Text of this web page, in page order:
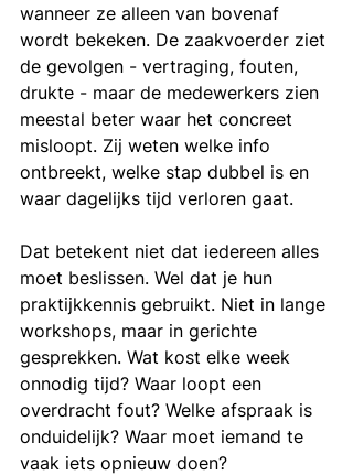
wanneer ze alleen van bovenaf
wordt bekeken. De zaakvoerder ziet
de gevolgen - vertraging, fouten,
drukte - maar de medewerkers zien
meestal beter waar het concreet
misloopt. Zij weten welke info
ontbreekt, welke stap dubbel is en
waar dagelijks tijd verloren gaat.
Dat betekent niet dat iedereen alles
moet beslissen. Wel dat je hun
praktijkkennis gebruikt. Niet in lange
workshops, maar in gerichte
gesprekken. Wat kost elke week
onnodig tijd? Waar loopt een
overdracht fout? Welke afspraak is
onduidelijk? Waar moet iemand te
vaak iets opnieuw doen?